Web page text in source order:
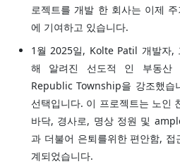
로젝트를 개발 한 회사는 이제
에 기여하고 있습니다.
1월 2025일, Kolte Patil 개발자,
해 알려진 선도적 인 부동
Republic Township을 강조했습
선택입니다. 이 프로젝트는 노인
바닥, 경사로, 명상 정원 및
과 더불어 은퇴를위한 편안함,
계되었습니다.